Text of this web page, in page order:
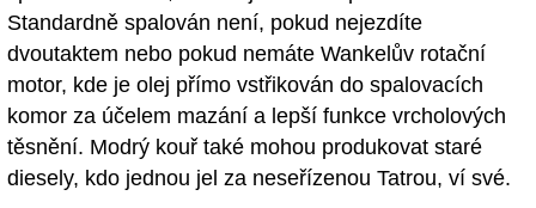
Standardně spalován není, pokud nejezdíte
dvoutaktem nebo pokud nemáte Wankelův rotační
motor, kde je olej přímo vstřikován do spalovacích
komor za účelem mazání a lepší funkce vrcholových
těsnění. Modrý kouř také mohou produkovat staré
diesely, kdo jednou jel za neseřízenou Tatrou, ví své.